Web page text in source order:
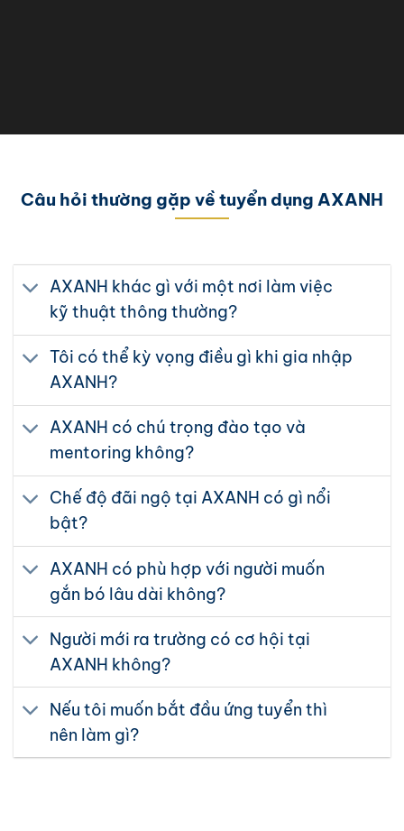
Câu hỏi thường gặp về tuyển dụng AXANH
AXANH khác gì với một nơi làm việc
kỹ thuật thông thường?
Tôi có thể kỳ vọng điều gì khi gia nhập
AXANH?
AXANH có chú trọng đào tạo và
mentoring không?
Chế độ đãi ngộ tại AXANH có gì nổi
bật?
AXANH có phù hợp với người muốn
gắn bó lâu dài không?
Người mới ra trường có cơ hội tại
AXANH không?
Nếu tôi muốn bắt đầu ứng tuyển thì
nên làm gì?